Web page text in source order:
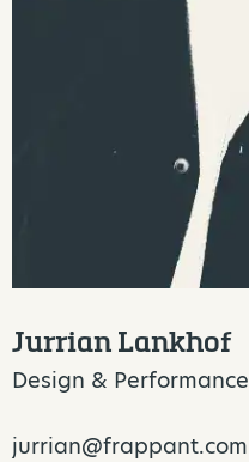
Jurrian Lankhof
Design & Performance
jurrian@frappant.com